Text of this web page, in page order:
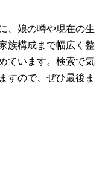
、娘の噂や現在の生
族構成まで幅広く整
ています。検索で気
すので、ぜひ最後ま